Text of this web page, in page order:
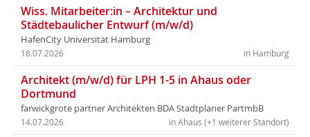
Wiss. Mitarbeiter:in – Architektur und
Städtebaulicher Entwurf (m/w/d)
HafenCity Universität Hamburg
in Hamburg
18.07.2026
Architekt (m/w/d) für LPH 1-5 in Ahaus oder
Dortmund
farwickgrote partner Architekten BDA Stadtplaner PartmbB
in Ahaus (+1 weiterer Standort)
14.07.2026